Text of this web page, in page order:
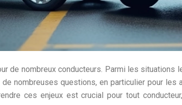
de nombreux conducteurs. Parmi les
nombreuses questions, en particulier pour
ces enjeux est crucial pour tout